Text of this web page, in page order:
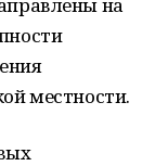
местности.